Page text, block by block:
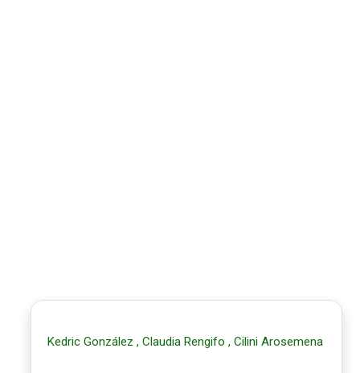
Kedric González , Claudia Rengifo , Cilini Arosemena